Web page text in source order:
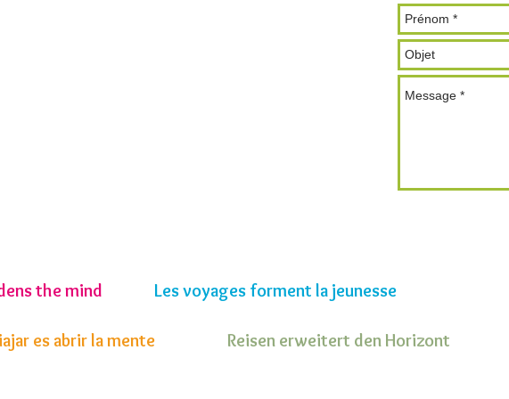
the mind Les voyages forment la jeunesse
es abrir la mente Reisen erweitert den Horizont